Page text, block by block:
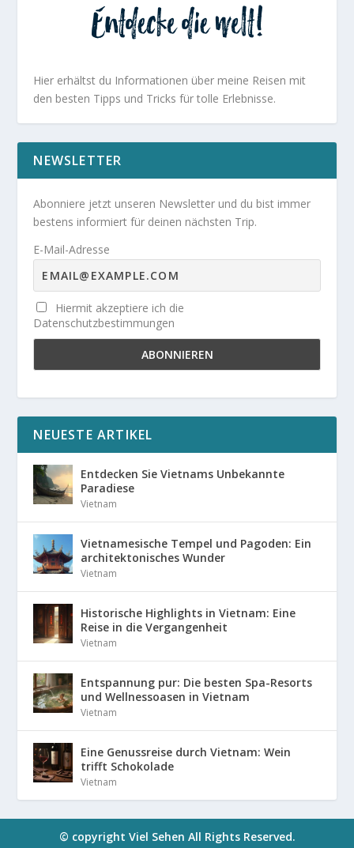
Hier erhältst du Informationen über meine Reisen mit
den besten Tipps und Tricks für tolle Erlebnisse.
NEWSLETTER
Abonniere jetzt unseren Newsletter und du bist immer
bestens informiert für deinen nächsten Trip.
E-Mail-Adresse
Hiermit akzeptiere ich die
Datenschutzbestimmungen
NEUESTE ARTIKEL
Entdecken Sie Vietnams Unbekannte
Paradiese
Vietnam
Vietnamesische Tempel und Pagoden: Ein
architektonisches Wunder
Vietnam
Historische Highlights in Vietnam: Eine
Reise in die Vergangenheit
Vietnam
Entspannung pur: Die besten Spa-Resorts
und Wellnessoasen in Vietnam
Vietnam
Eine Genussreise durch Vietnam: Wein
trifft Schokolade
Vietnam
© copyright Viel Sehen All Rights Reserved.